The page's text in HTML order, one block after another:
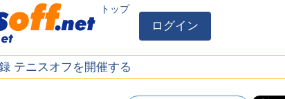
トップ
ログイン
テニスオフを開催する